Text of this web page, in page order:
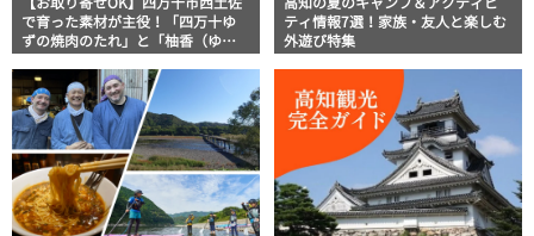
で育った素材が主役！「四万十ゆ
ずの焼肉のたれ」と「柚香（ゆこ
ティ情報7選！家族・友人と楽しむ
外遊び特集